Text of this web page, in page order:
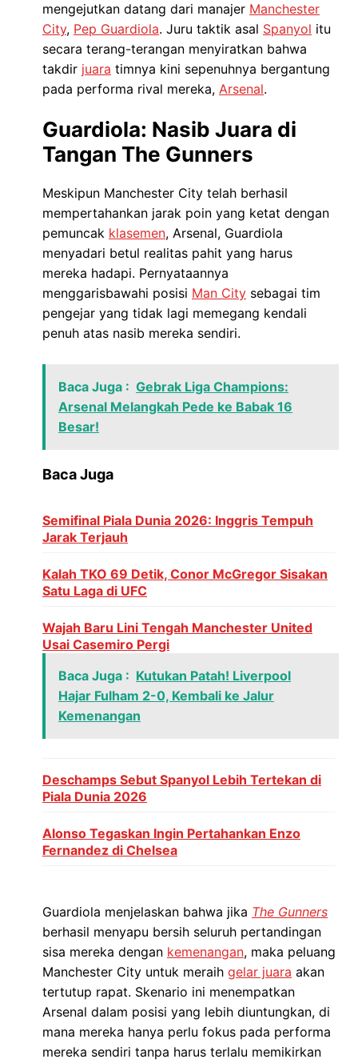
mengejutkan datang dari manajer Manchester
City, Pep Guardiola. Juru taktik asal Spanyol itu
secara terang-terangan menyiratkan bahwa
takdir juara timnya kini sepenuhnya bergantung
pada performa rival mereka, Arsenal.
Guardiola: Nasib Juara di
Tangan The Gunners
Meskipun Manchester City telah berhasil
mempertahankan jarak poin yang ketat dengan
pemuncak klasemen, Arsenal, Guardiola
menyadari betul realitas pahit yang harus
mereka hadapi. Pernyataannya
menggarisbawahi posisi Man City sebagai tim
pengejar yang tidak lagi memegang kendali
penuh atas nasib mereka sendiri.
Baca Juga : Gebrak Liga Champions:
Arsenal Melangkah Pede ke Babak 16
Besar!
Baca Juga
Semifinal Piala Dunia 2026: Inggris Tempuh
Jarak Terjauh
Kalah TKO 69 Detik, Conor McGregor Sisakan
Satu Laga di UFC
Wajah Baru Lini Tengah Manchester United
Usai Casemiro Pergi
Baca Juga : Kutukan Patah! Liverpool
Hajar Fulham 2-0, Kembali ke Jalur
Kemenangan
Deschamps Sebut Spanyol Lebih Tertekan di
Piala Dunia 2026
Alonso Tegaskan Ingin Pertahankan Enzo
Fernandez di Chelsea
Guardiola menjelaskan bahwa jika The Gunners
berhasil menyapu bersih seluruh pertandingan
sisa mereka dengan kemenangan, maka peluang
Manchester City untuk meraih gelar juara akan
tertutup rapat. Skenario ini menempatkan
Arsenal dalam posisi yang lebih diuntungkan, di
mana mereka hanya perlu fokus pada performa
mereka sendiri tanpa harus terlalu memikirkan